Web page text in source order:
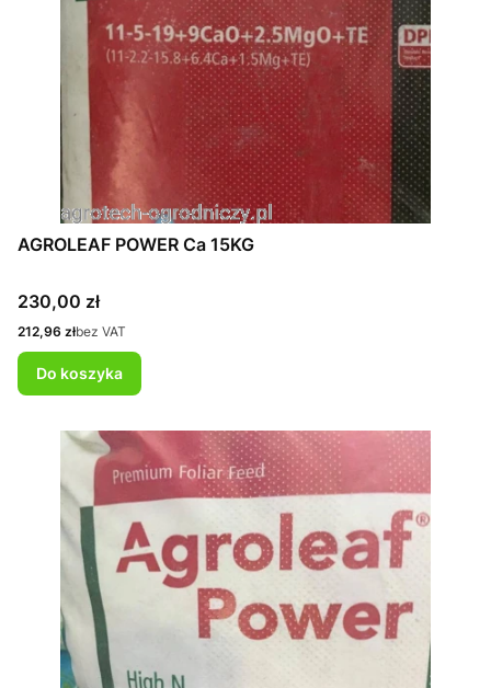
AGROLEAF POWER Ca 15KG
Cena
230,00 zł
Cena
212,96 złbez VAT
Do koszyka